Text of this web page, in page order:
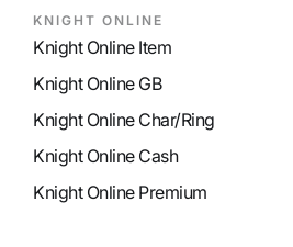
KNIGHT ONLINE
Knight Online Item
Knight Online GB
Knight Online Char/Ring
Knight Online Cash
Knight Online Premium